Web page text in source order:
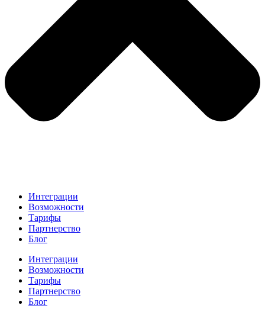
Интеграции
Возможности
Тарифы
Партнерство
Блог
Интеграции
Возможности
Тарифы
Партнерство
Блог